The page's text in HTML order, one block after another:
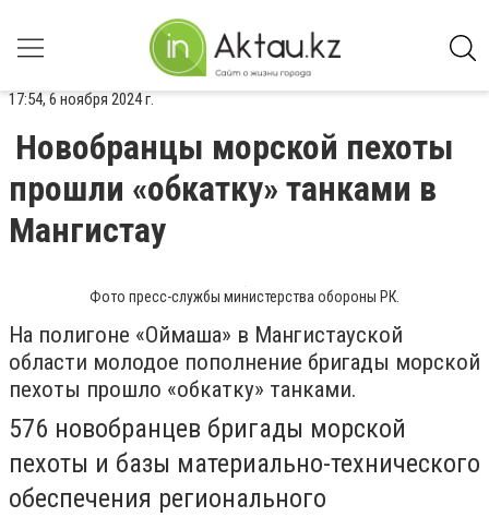
17:54, 6 ноября 2024 г.
Новобранцы морской пехоты
прошли «обкатку» танками в
Мангистау
Фото пресс-службы министерства обороны РК.
На полигоне «Оймаша» в Мангистауской
области молодое пополнение бригады морской
пехоты прошло «обкатку» танками.
576 новобранцев бригады морской
пехоты и базы материально-технического
обеспечения регионального